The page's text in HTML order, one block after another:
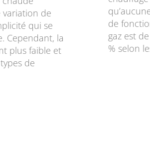
variation de
qui se
Cependant, la
plus faible et
de
de
gaz est
% selon